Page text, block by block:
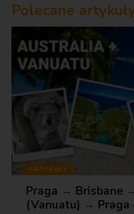
Polecane
ARTYKUŁY
Praga → Brisbane
(Vanuatu) → Praga